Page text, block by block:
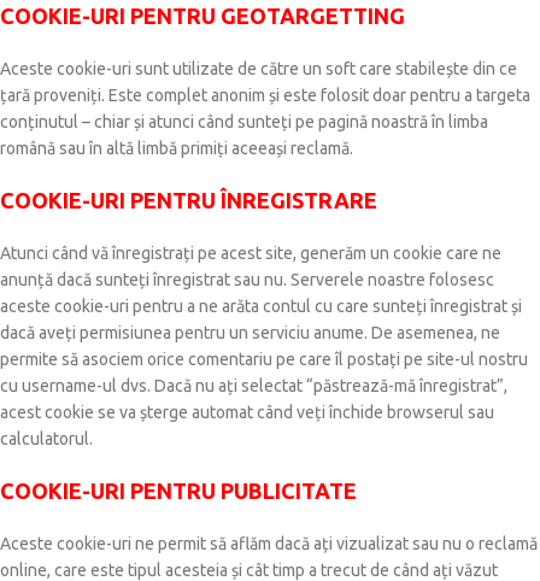
COOKIE-URI PENTRU GEOTARGETTING
Aceste cookie-uri sunt utilizate de către un soft care stabilește din ce
țară proveniți. Este complet anonim și este folosit doar pentru a targeta
conținutul – chiar și atunci când sunteți pe pagină noastră în limba
română sau în altă limbă primiți aceeași reclamă.
COOKIE-URI PENTRU ÎNREGISTRARE
Atunci când vă înregistrați pe acest site, generăm un cookie care ne
anunță dacă sunteți înregistrat sau nu. Serverele noastre folosesc
aceste cookie-uri pentru a ne arăta contul cu care sunteți înregistrat și
dacă aveți permisiunea pentru un serviciu anume. De asemenea, ne
permite să asociem orice comentariu pe care îl postați pe site-ul nostru
cu username-ul dvs. Dacă nu ați selectat “păstrează-mă înregistrat”,
acest cookie se va șterge automat când veți închide browserul sau
calculatorul.
COOKIE-URI PENTRU PUBLICITATE
Aceste cookie-uri ne permit să aflăm dacă ați vizualizat sau nu o reclamă
online, care este tipul acesteia și cât timp a trecut de când ați văzut